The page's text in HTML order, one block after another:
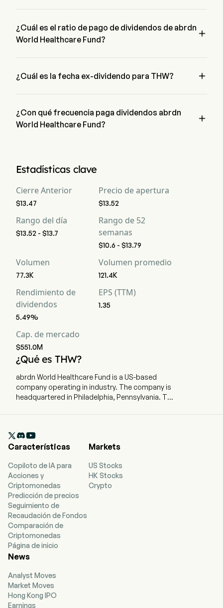
Healthcare Fund es de $1.3333
¿Cuál es el ratio de pago de dividendos de abrdn
World Healthcare Fund?

¿Cuál es la fecha ex-dividendo para THW? 
¿Con qué frecuencia paga dividendos abrdn
World Healthcare Fund?

Estadísticas clave
Cierre Anterior
$13.47
Precio de apertura
$13.52
Rango del día
$13.52 - $13.7
Rango de 52
semanas
$10.6 - $13.79
Volumen
77.3K
Volumen promedio
121.4K
Rendimiento de
dividendos
5.49%
EPS (TTM)
1.35
Cap. de mercado
$551.0M
¿Qué es THW?
abrdn World Healthcare Fund is a US-based
company operating in industry. The company is
headquartered in Philadelphia, Pennsylvania. The
management investment company. The Fund's
investment objective is to seek current income
invests primarily in equity and debt securities of
public and private United States and non-United
States companies. The Fund is focused on
investing at least 40% of its managed assets in
companies organized or located outside the
United States or companies that do a
substantial amount of business outside the
United States. The Fund may invest up to 20%
of managed assets, measured at the time of
investment, in non-convertible debt of
up to 20% of managed assets in healthcare real
estate investment trusts. The Fund invests in
sectors, which include biotechnology,

Características
Copiloto de IA para
Acciones y
Criptomonedas
Predicción de precios
Seguimiento de
Recaudación de Fondos
Comparación de
Criptomonedas
Página de inicio
Markets
US Stocks
HK Stocks
Crypto
News
Analyst Moves
Market Moves
Hong Kong IPO
Earnings